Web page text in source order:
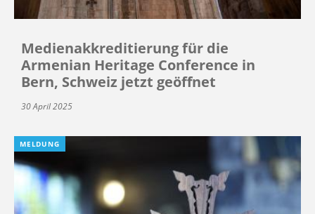
Medienakkreditierung für die
Armenian Heritage Conference in
Bern, Schweiz jetzt geöffnet
30 April 2025
MELDUNG